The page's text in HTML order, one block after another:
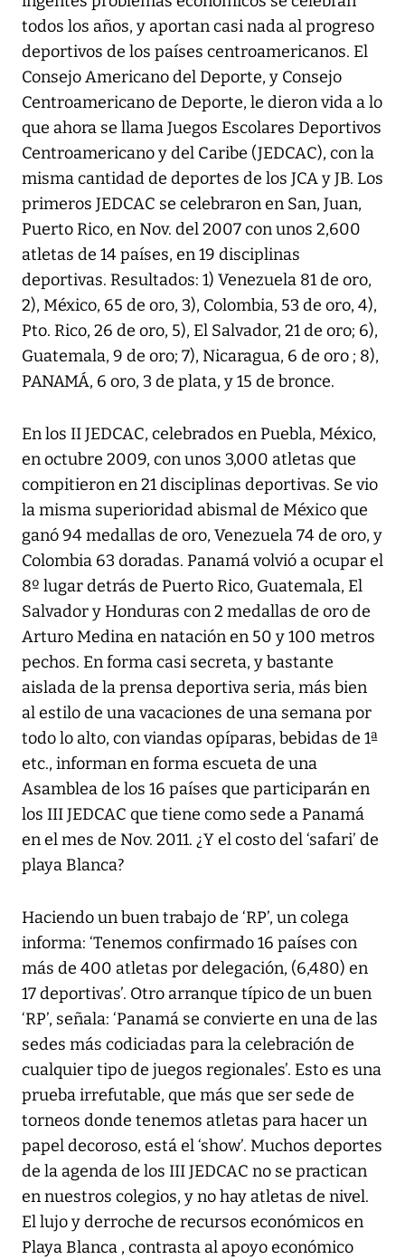
todos los años, y aportan casi nada al progreso
deportivos de los países centroamericanos. El
Consejo Americano del Deporte, y Consejo
Centroamericano de Deporte, le dieron vida a lo
que ahora se llama Juegos Escolares Deportivos
Centroamericano y del Caribe (JEDCAC), con la
misma cantidad de deportes de los JCA y JB. Los
primeros JEDCAC se celebraron en San, Juan,
Puerto Rico, en Nov. del 2007 con unos 2,600
atletas de 14 países, en 19 disciplinas
deportivas. Resultados: 1) Venezuela 81 de oro,
2), México, 65 de oro, 3), Colombia, 53 de oro, 4),
Pto. Rico, 26 de oro, 5), El Salvador, 21 de oro; 6),
Guatemala, 9 de oro; 7), Nicaragua, 6 de oro ; 8),
PANAMÁ, 6 oro, 3 de plata, y 15 de bronce.
En los II JEDCAC, celebrados en Puebla, México,
en octubre 2009, con unos 3,000 atletas que
compitieron en 21 disciplinas deportivas. Se vio
la misma superioridad abismal de México que
ganó 94 medallas de oro, Venezuela 74 de oro, y
Colombia 63 doradas. Panamá volvió a ocupar el
8º lugar detrás de Puerto Rico, Guatemala, El
Salvador y Honduras con 2 medallas de oro de
Arturo Medina en natación en 50 y 100 metros
pechos. En forma casi secreta, y bastante
aislada de la prensa deportiva seria, más bien
al estilo de una vacaciones de una semana por
todo lo alto, con viandas opíparas, bebidas de 1ª
etc., informan en forma escueta de una
Asamblea de los 16 países que participarán en
los III JEDCAC que tiene como sede a Panamá
en el mes de Nov. 2011. ¿Y el costo del ‘safari’ de
playa Blanca?
Haciendo un buen trabajo de ‘RP’, un colega
informa: ‘Tenemos confirmado 16 países con
más de 400 atletas por delegación, (6,480) en
17 deportivas’. Otro arranque típico de un buen
‘RP’, señala: ‘Panamá se convierte en una de las
sedes más codiciadas para la celebración de
cualquier tipo de juegos regionales’. Esto es una
prueba irrefutable, que más que ser sede de
torneos donde tenemos atletas para hacer un
papel decoroso, está el ‘show’. Muchos deportes
de la agenda de los III JEDCAC no se practican
en nuestros colegios, y no hay atletas de nivel.
El lujo y derroche de recursos económicos en
Playa Blanca , contrasta al apoyo económico